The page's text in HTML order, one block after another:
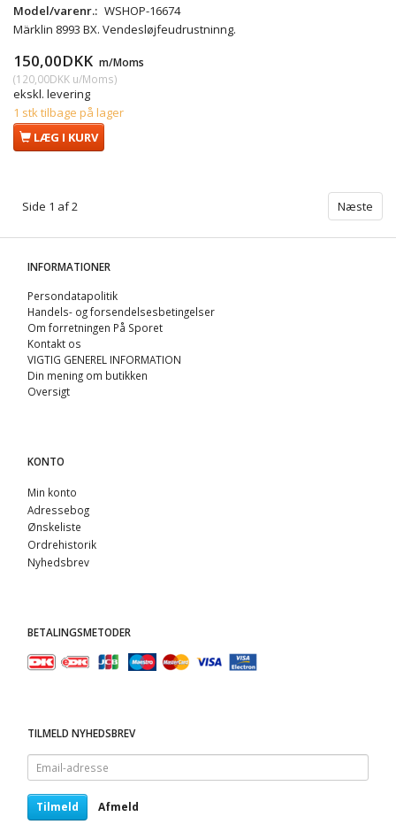
Model/varenr.: WSHOP-16674
Märklin 8993 BX. Vendesløjfeudrustninng.
150,00DKK m/Moms
(120,00DKK u/Moms)
ekskl. levering
1 stk tilbage på lager
LÆG I KURV
Side 1 af 2 Næste
INFORMATIONER
Persondatapolitik
Handels- og forsendelsesbetingelser
Om forretningen På Sporet
Kontakt os
VIGTIG GENEREL INFORMATION
Din mening om butikken
Oversigt
KONTO
Min konto
Adressebog
Ønskeliste
Ordrehistorik
Nyhedsbrev
BETALINGSMETODER
TILMELD NYHEDSBREV
Email-
adresse
Tilmeld Afmeld